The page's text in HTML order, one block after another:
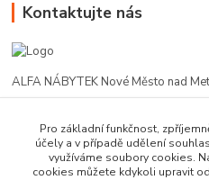
Kontaktujte nás
ALFA NÁBYTEK Nové Město nad
602 412 331
alfanm@seznam.cz
Pro základní funkčnost,
účely a v případě udělení
využíváme soubory cookies.
cookies můžete kdykoli upravit